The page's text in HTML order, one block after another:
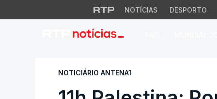
NOTÍCIAS DESPORTO
11h Palestina:
NOTICIÁRIO ANTENA1